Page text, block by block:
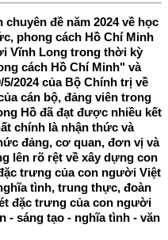
đề năm 2024 về học
phong cách Hồ Chí Minh
Vĩnh Long trong thời kỳ
cách Hồ Chí Minh" và
2024 của Bộ Chính trị về
cán bộ, đảng viên trong
Hồ đã đạt được nhiều kết
chính là nhận thức và
đảng, cơ quan, đơn vị và
lên rõ rệt về xây dựng con
trưng của con người Việt
tình, trung thực, đoàn
đặc trưng của con người
- sáng tạo - nghĩa tình - văn